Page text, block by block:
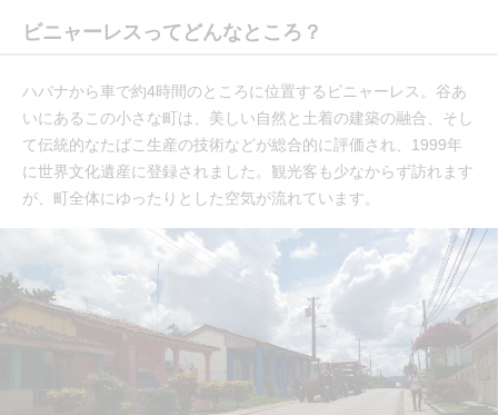
ビニャーレスってどんなところ？
ハバナから車で約4時間のところに位置するビニャーレス。谷あ
いにあるこの小さな町は、美しい自然と土着の建築の融合、そし
て伝統的なたばこ生産の技術などが総合的に評価され、1999年
に世界文化遺産に登録されました。観光客も少なからず訪れます
が、町全体にゆったりとした空気が流れています。